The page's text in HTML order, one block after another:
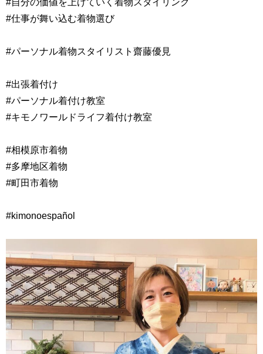
#仕事が舞い込む着物選び
#パーソナル着物スタイリスト齋藤優見
#出張着付け
#パーソナル着付け教室
#キモノワールドライフ着付け教室
#相模原市着物
#多摩地区着物
#町田市着物
#kimonoespañol